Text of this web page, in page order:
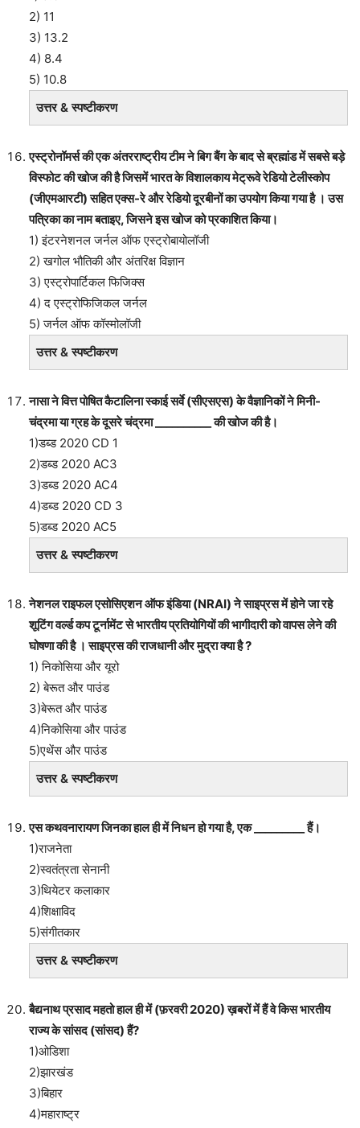
2) 11
3) 13.2
4) 8.4
5) 10.8
उत्तर & स्पष्टीकरण
एस्ट्रोनॉमर्स की एक अंतरराष्ट्रीय टीम ने बिग बैंग के बाद से ब्रह्मांड में सबसे बड़े
विस्फोट की खोज की है जिसमें भारत के विशालकाय मेट्रूवे रेडियो टेलीस्कोप
(जीएमआरटी) सहित एक्स-रे और रेडियो दूरबीनों का उपयोग किया गया है । उस
पत्रिका का नाम बताइए, जिसने इस खोज को प्रकाशित किया।
1) इंटरनेशनल जर्नल ऑफ एस्ट्रोबायोलॉजी
2) खगोल भौतिकी और अंतरिक्ष विज्ञान
3) एस्ट्रोपार्टिकल फिजिक्स
4) द एस्ट्रोफिजिकल जर्नल
5) जर्नल ऑफ कॉस्मोलॉजी
उत्तर & स्पष्टीकरण
नासा ने वित्त पोषित कैटालिना स्काई सर्वे (सीएसएस) के वैज्ञानिकों ने मिनी-
चंद्रमा या ग्रह के दूसरे चंद्रमा __________ की खोज की है।
1)डब्ड 2020 CD 1
2)डब्ड 2020 AC3
3)डब्ड 2020 AC4
4)डब्ड 2020 CD 3
5)डब्ड 2020 AC5
उत्तर & स्पष्टीकरण
नेशनल राइफल एसोसिएशन ऑफ इंडिया (NRAI) ने साइप्रस में होने जा रहे
शूटिंग वर्ल्ड कप टूर्नामेंट से भारतीय प्रतियोगियों की भागीदारी को वापस लेने की
घोषणा की है । साइप्रस की राजधानी और मुद्रा क्या है ?
1) निकोसिया और यूरो
2) बेरूत और पाउंड
3)बेरूत और पाउंड
4)निकोसिया और पाउंड
5)एथेंस और पाउंड
उत्तर & स्पष्टीकरण
एस कथवनारायण जिनका हाल ही में निधन हो गया है, एक _________ हैं।
1)राजनेता
2)स्वतंत्रता सेनानी
3)थियेटर कलाकार
4)शिक्षाविद
5)संगीतकार
उत्तर & स्पष्टीकरण
बैद्यनाथ प्रसाद महतो हाल ही में (फ़रवरी 2020) ख़बरों में हैं वे किस भारतीय
राज्य के सांसद (सांसद) हैं?
1)ओडिशा
2)झारखंड
3)बिहार
4)महाराष्ट्र